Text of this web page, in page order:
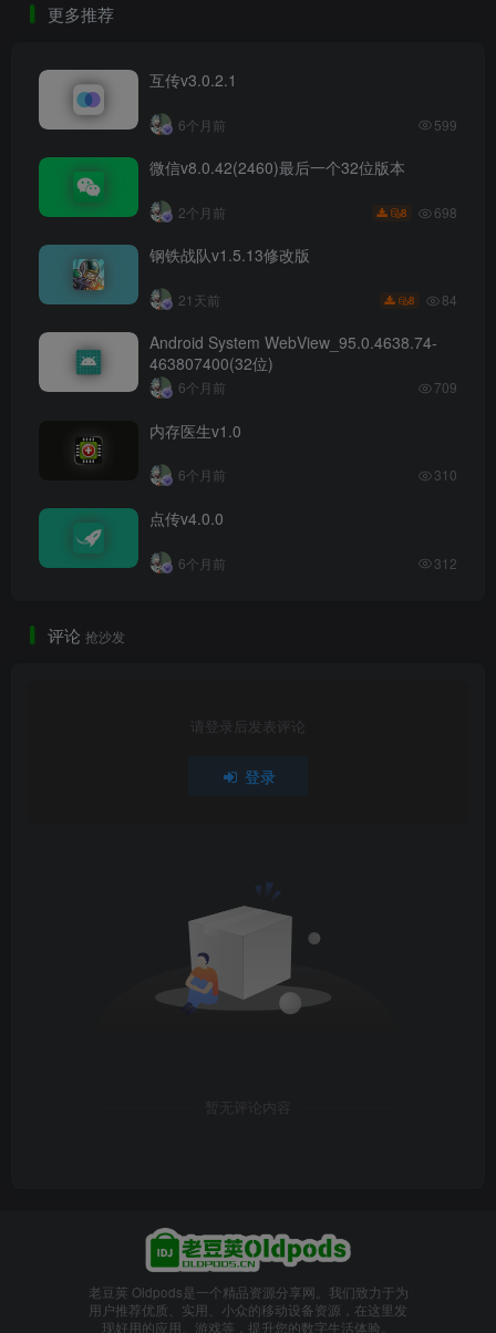
更多推荐
互传v3.0.2.1
6个月前 599
微信v8.0.42(2460)最后一个32位版本
2个月前 8 698
钢铁战队v1.5.13修改版
21天前 8 84
Android System WebView_95.0.4638.74-
463807400(32位)
6个月前 709
内存医生v1.0
6个月前 310
点传v4.0.0
6个月前 312
评论 抢沙发
请登录后发表评论
登录
暂无评论内容
老豆荚 Oldpods是一个精品资源分享网。我们致力于为
用户推荐优质、实用、小众的移动设备资源，在这里发
现好用的应用、游戏等，提升您的数字生活体验。